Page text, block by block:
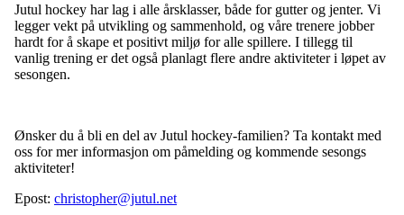
Jutul hockey har lag i alle årsklasser, både for gutter og jenter. Vi
legger vekt på utvikling og sammenhold, og våre trenere jobber
hardt for å skape et positivt miljø for alle spillere. I tillegg til
vanlig trening er det også planlagt flere andre aktiviteter i løpet av
sesongen.
Ønsker du å bli en del av Jutul hockey-familien? Ta kontakt med
oss for mer informasjon om påmelding og kommende sesongs
aktiviteter!
Epost: christopher@jutul.net